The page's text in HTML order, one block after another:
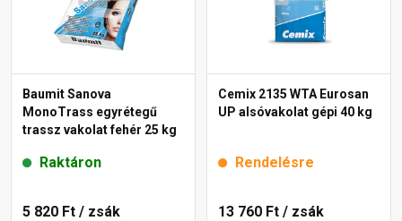
Baumit Sanova
MonoTrass egyrétegű
trassz vakolat fehér 25 kg
Raktáron
5 820 Ft / zsák
Cemix 2135 WTA Eurosan
UP alsóvakolat gépi 40 kg
Rendelésre
13 760 Ft / zsák